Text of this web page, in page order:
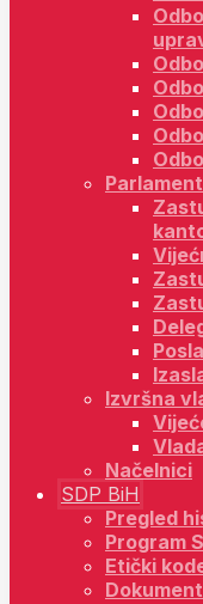
Izvršna
Načelnici
SDP BiH
Pregled
Program
Etički